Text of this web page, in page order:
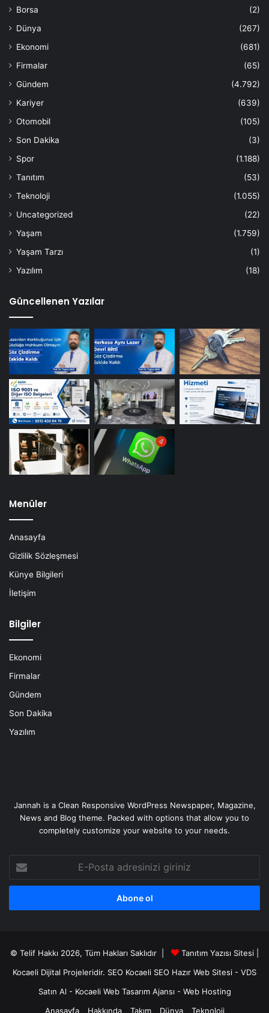
Borsa
(2)
Dünya
(267)
Ekonomi
(681)
Firmalar
(65)
Gündem
(4.792)
Kariyer
(639)
Otomobil
(105)
Son Dakika
(3)
Spor
(1.188)
Tanıtım
(53)
Teknoloji
(1.055)
Uncategorized
(22)
Yaşam
(1.759)
Yaşam Tarzı
(1)
Yazılım
(18)
Güncellenen Yazılar
Menüler
Anasayfa
Gizlilik Sözleşmesi
Künye Bilgileri
İletişim
Bilgiler
Ekonomi
Firmalar
Gündem
Son Dakika
Yazılım
Jannah is a Clean Responsive WordPress Newspaper, Magazine,
News and Blog theme. Packed with options that allow you to
completely customize your website to your needs.
Posta
adresinizi
© Telif Hakkı 2026, Tüm Hakları Saklıdır |
Tanıtım Yazısı Sitesi |
Kocaeli Dijital Projeleridir. SEO Kocaeli SEO Hazır Web Sitesi - VDS
Satın Al - Kocaeli Web Tasarım Ajansı - Web Hosting
Anasayfa
Hakkında Takım Dünya Teknoloji